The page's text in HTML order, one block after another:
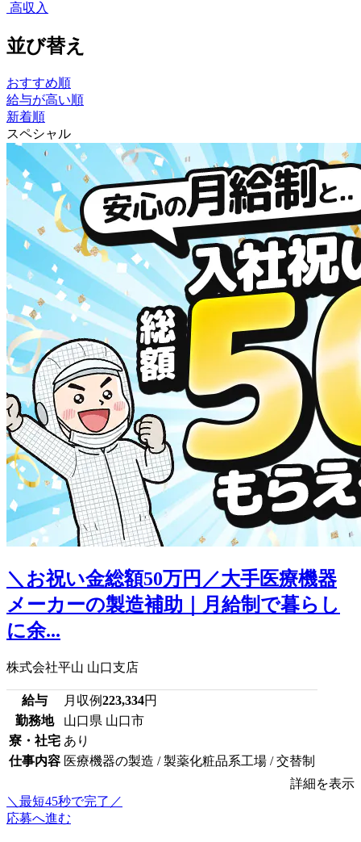
高収入
並び替え
おすすめ順
給与が高い順
新着順
スペシャル
＼お祝い金総額50万円／大手医療機器
メーカーの製造補助｜月給制で暮らし
に余...
株式会社平山 山口支店
給与 月収例223,334円
勤務地
山口県 山口市
寮・社宅 あり
仕事内容 医療機器の製造 / 製薬化粧品系工場 / 交替制
詳細を表示
＼最短45秒で完了／
応募へ進む